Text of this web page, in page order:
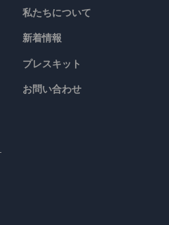
私たちについて
新着情報
プレスキット
お問い合わせ